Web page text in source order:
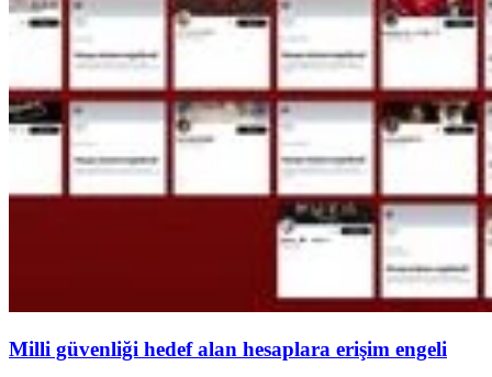
Milli güvenliği hedef alan hesaplara erişim engeli